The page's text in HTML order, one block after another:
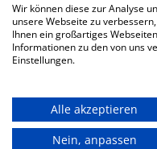
PRESSE /
Wir können diese zur Analyse
unsere Webseite zu
Ihnen ein großartiges
Informationen zu den von uns
Einstellungen.
Alle akzeptieren
Nein, anpassen